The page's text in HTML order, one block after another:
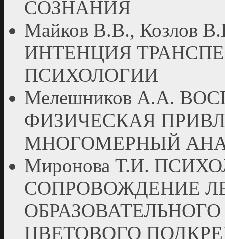
СОЗНАНИЯ
Майков В.В., Козлов
ИНТЕНЦИЯ
ПСИХОЛОГИИ
Мелешников А.А.
ФИЗИЧЕСКАЯ
МНОГОМЕРНЫЙ
Миронова Т.И.
СОПРОВОЖДЕНИЕ
ЦВЕТОВОГО